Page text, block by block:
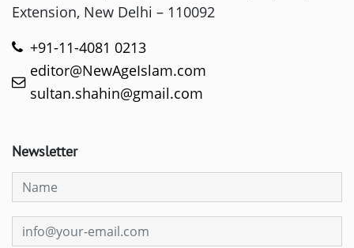
Extension, New Delhi – 110092
+91-11-4081 0213
editor@NewAgeIslam.com
sultan.shahin@gmail.com
Newsletter